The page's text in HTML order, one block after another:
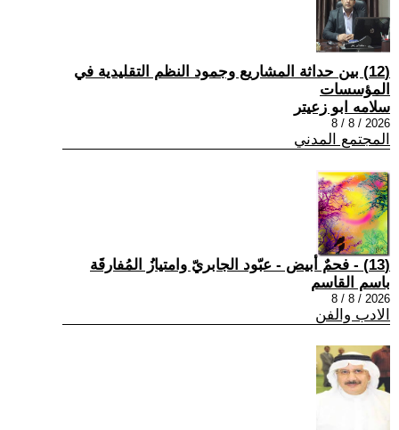
(12) بين حداثة المشاريع وجمود النظم التقليدية في
المؤسسات
سلامه ابو زعيتر
2026 / 8 / 8
المجتمع المدني
(13) - فحمٌ أبيض - عبّود الجابريّ وامتيازُ المُفارقَة
باسم القاسم
2026 / 8 / 8
الادب والفن